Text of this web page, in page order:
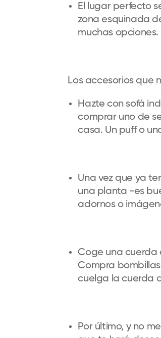
El lugar perfecto
zona esquinada
muchas opciones.
Los accesorios que
Hazte con sofá
comprar uno de
casa. Un puff o
Una vez que ya
una planta -es
adornos o
Coge una cuerda
Compra
cuelga la cuerda
Por último, y no